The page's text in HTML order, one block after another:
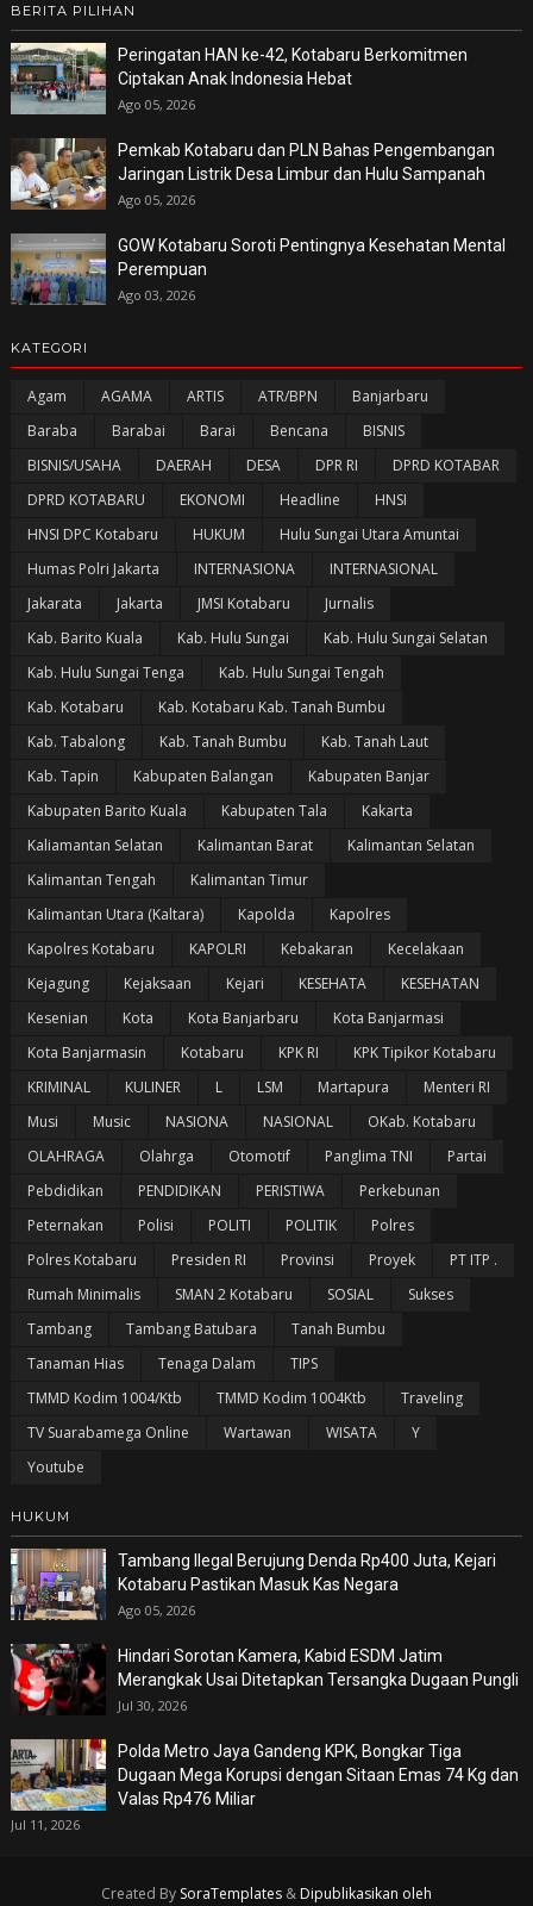
BERITA PILIHAN
Peringatan HAN ke-42, Kotabaru Berkomitmen
Ciptakan Anak Indonesia Hebat
Ago 05, 2026
Pemkab Kotabaru dan PLN Bahas Pengembangan
Jaringan Listrik Desa Limbur dan Hulu Sampanah
Ago 05, 2026
GOW Kotabaru Soroti Pentingnya Kesehatan Mental
Perempuan
Ago 03, 2026
KATEGORI
Agam AGAMA ARTIS ATR/BPN
Banjarbaru
Baraba
Barabai Barai Bencana
BISNIS
BISNIS/USAHA
DAERAH DESA DPR RI
DPRD KOTABAR
DPRD KOTABARU
EKONOMI Headline
HNSI
HNSI DPC Kotabaru
HUKUM
Hulu Sungai Utara Amuntai
Humas Polri Jakarta
INTERNASIONA
INTERNASIONAL
Jakarata
Jakarta JMSI Kotabaru
Jurnalis
Kab. Barito Kuala
Kab. Hulu Sungai
Kab. Hulu Sungai Selatan
Kab. Hulu Sungai Tenga
Kab. Hulu Sungai Tengah
Kab. Kotabaru
Kab. Kotabaru Kab. Tanah Bumbu
Kab. Tabalong
Kab. Tanah Bumbu
Kab. Tanah Laut
Kab. Tapin
Kabupaten Balangan
Kabupaten Banjar
Kabupaten Barito Kuala
Kabupaten Tala
Kakarta
Kaliamantan Selatan
Kalimantan Barat
Kalimantan Selatan
Kalimantan Tengah
Kalimantan Timur
Kalimantan Utara (Kaltara)
Kapolda
Kapolres
Kapolres Kotabaru
KAPOLRI Kebakaran
Kecelakaan
Kejagung
Kejaksaan Kejari KESEHATA
KESEHATAN
Kesenian
Kota Kota Banjarbaru
Kota Banjarmasi
Kota Banjarmasin
Kotabaru KPK RI
KPK Tipikor Kotabaru
KRIMINAL
KULINER L LSM Martapura
Menteri RI
Musi
Music NASIONA NASIONAL
OKab. Kotabaru
OLAHRAGA
Olahrga Otomotif Panglima TNI
Partai
Pebdidikan
PENDIDIKAN PERISTIWA
Perkebunan
Peternakan
Polisi POLITI POLITIK
Polres
Polres Kotabaru
Presiden RI Provinsi Proyek
PT ITP .
Rumah Minimalis
SMAN 2 Kotabaru SOSIAL
Sukses
Tambang
Tambang Batubara
Tanah Bumbu
Tanaman Hias
Tenaga Dalam
TIPS
TMMD Kodim 1004/Ktb
TMMD Kodim 1004Ktb
Traveling
TV Suarabamega Online
Wartawan WISATA
Y
Youtube
HUKUM
Tambang Ilegal Berujung Denda Rp400 Juta, Kejari
Kotabaru Pastikan Masuk Kas Negara
Ago 05, 2026
Hindari Sorotan Kamera, Kabid ESDM Jatim
Merangkak Usai Ditetapkan Tersangka Dugaan Pungli
Jul 30, 2026
Polda Metro Jaya Gandeng KPK, Bongkar Tiga
Dugaan Mega Korupsi dengan Sitaan Emas 74 Kg dan
Valas Rp476 Miliar
Jul 11, 2026
Created By SoraTemplates& Dipublikasikan oleh